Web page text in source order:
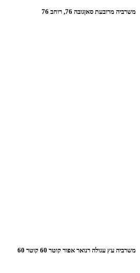
משרביה מרובעת סאןגובה 76, רוחב 76
משרביה עץ עגולה רנואר אפור קוטר 60 קוטר 60